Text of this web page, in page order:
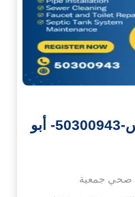
فني صحي جمعية الاندلس-50300943- أبو
صحي جمعية